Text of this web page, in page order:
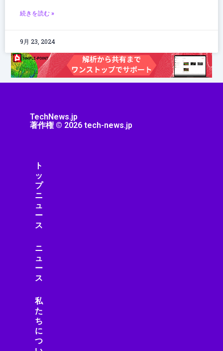
続きを読む »
9月 23, 2024
TechNews.jp
著作権 © 2026 tech-news.jp
ト
ッ
プ
ニ
ュ
ー
ス
ニ
ュ
ー
ス
私
た
ち
に
つ